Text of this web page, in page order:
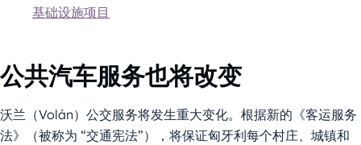
基础设施项目
公共汽车服务也将改变
沃兰（Volán）公交服务将发生重大变化。根据新的《客运服务
法》（被称为 “交通宪法”），将保证匈牙利每个村庄、城镇和